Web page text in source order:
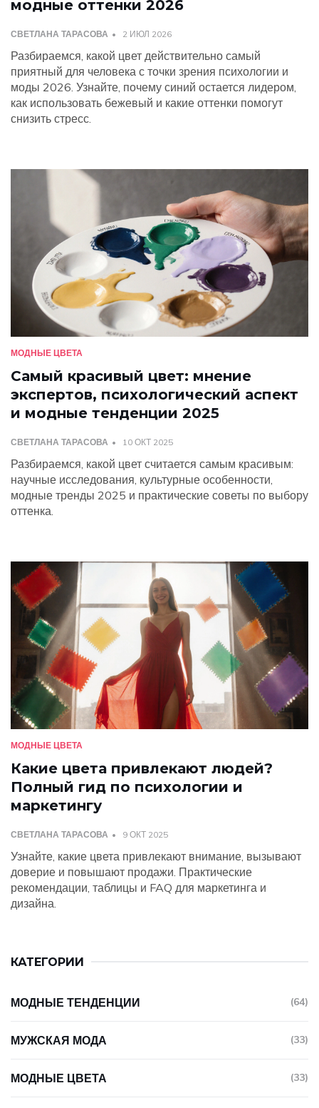
модные оттенки 2026
СВЕТЛАНА ТАРАСОВА 2 ИЮЛ 2026
Разбираемся, какой цвет действительно самый
приятный для человека с точки зрения психологии и
моды 2026. Узнайте, почему синий остается лидером,
как использовать бежевый и какие оттенки помогут
снизить стресс.
МОДНЫЕ ЦВЕТА
Самый красивый цвет: мнение
экспертов, психологический аспект
и модные тенденции 2025
СВЕТЛАНА ТАРАСОВА 10 ОКТ 2025
Разбираемся, какой цвет считается самым красивым:
научные исследования, культурные особенности,
модные тренды 2025 и практические советы по выбору
оттенка.
МОДНЫЕ ЦВЕТА
Какие цвета привлекают людей?
Полный гид по психологии и
маркетингу
СВЕТЛАНА ТАРАСОВА 9 ОКТ 2025
Узнайте, какие цвета привлекают внимание, вызывают
доверие и повышают продажи. Практические
рекомендации, таблицы и FAQ для маркетинга и
дизайна.
КАТЕГОРИИ
МОДНЫЕ ТЕНДЕНЦИИ (64)
МУЖСКАЯ МОДА (33)
МОДНЫЕ ЦВЕТА (33)